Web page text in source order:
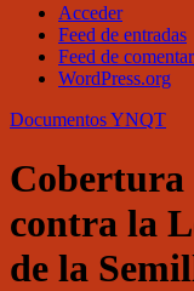
Acceder
Feed de entradas
Feed de
WordPress.org
DocumentosYNQT
Cobertura
contra la
de la